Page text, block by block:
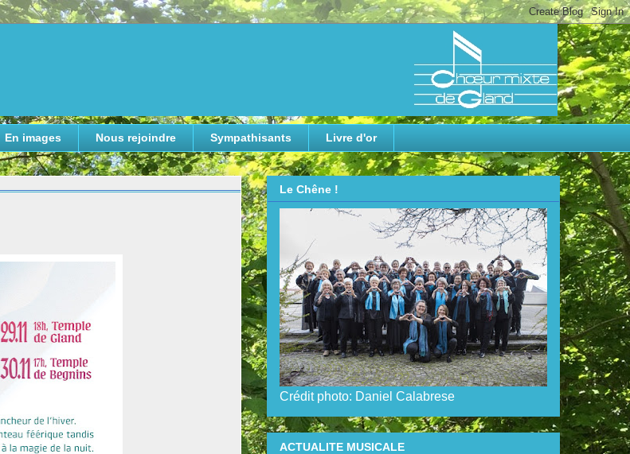
En images Nous rejoindre Sympathisants Livre d'or
Le Chêne !
Crédit photo: Daniel Calabrese
ACTUALITE MUSICALE